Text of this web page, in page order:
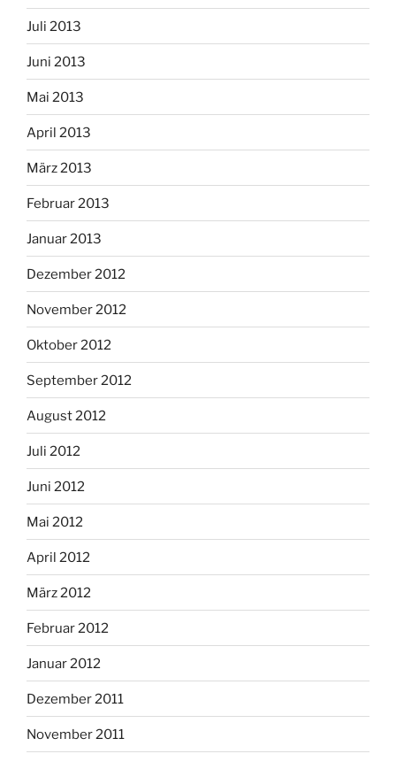
Juli 2013
Juni 2013
Mai 2013
April 2013
März 2013
Februar 2013
Januar 2013
Dezember 2012
November 2012
Oktober 2012
September 2012
August 2012
Juli 2012
Juni 2012
Mai 2012
April 2012
März 2012
Februar 2012
Januar 2012
Dezember 2011
November 2011